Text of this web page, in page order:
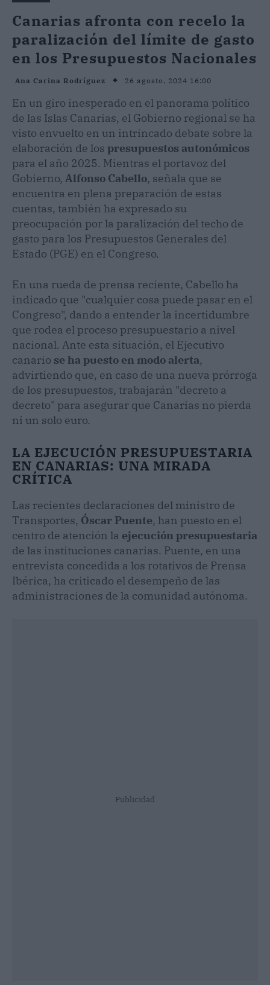
Canarias afronta con recelo la
paralización del límite de gasto
en los Presupuestos Nacionales
Ana Carina Rodríguez 26 agosto, 2024 16:00
En un giro inesperado en el panorama político
de las Islas Canarias, el Gobierno regional se ha
visto envuelto en un intrincado debate sobre la
elaboración de los presupuestos autonómicos
para el año 2025. Mientras el portavoz del
Gobierno, Alfonso Cabello, señala que se
encuentra en plena preparación de estas
cuentas, también ha expresado su
preocupación por la paralización del techo de
gasto para los Presupuestos Generales del
Estado (PGE) en el Congreso.
En una rueda de prensa reciente, Cabello ha
indicado que "cualquier cosa puede pasar en el
Congreso", dando a entender la incertidumbre
que rodea el proceso presupuestario a nivel
nacional. Ante esta situación, el Ejecutivo
canario se ha puesto en modo alerta,
advirtiendo que, en caso de una nueva prórroga
de los presupuestos, trabajarán "decreto a
decreto" para asegurar que Canarias no pierda
ni un solo euro.
LA EJECUCIÓN PRESUPUESTARIA
EN CANARIAS: UNA MIRADA
CRÍTICA
Las recientes declaraciones del ministro de
Transportes, Óscar Puente, han puesto en el
centro de atención la ejecución presupuestaria
de las instituciones canarias. Puente, en una
entrevista concedida a los rotativos de Prensa
Ibérica, ha criticado el desempeño de las
administraciones de la comunidad autónoma.
Publicidad